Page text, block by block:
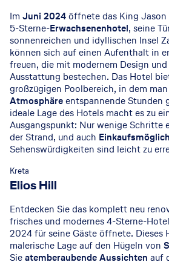
Im Juni 2024öffnete das King Jason
5-Sterne-Erwachsenenhotel, seine
sonnenreichen und idyllischen Insel
können sich auf einen Aufenthalt in
freuen, die mit modernem Design
Ausstattung bestechen. Das Hotel
großzügigen Poolbereich, in dem
Atmosphäreentspannende Stunden
ideale Lage des Hotels macht es zu
Ausgangspunkt: Nur wenige
der Strand, und auch
Sehenswürdigkeiten sind leicht zu
Kreta
Elios Hill
Entdecken Sie das komplett neu
frisches und modernes 4-Sterne-
2024 für seine Gäste öffnete. Dieses
malerische Lage auf den Hügeln von
Sieatemberaubende Aussichten auf